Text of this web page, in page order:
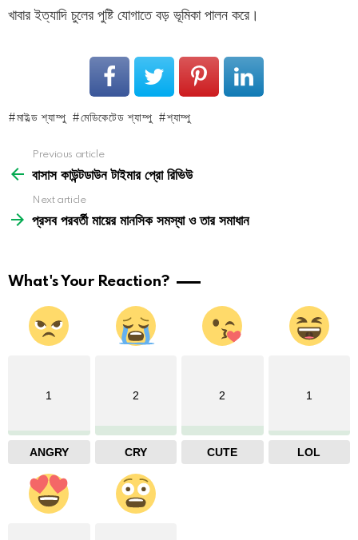
খাবার ইত্যাদি চুলের পুষ্টি যোগাতে বড় ভূমিকা পালন করে।
মাইল্ড শ্যাম্পু মেডিকেটেড শ্যাম্পু শ্যাম্পু
more
Previous article
বাসাস কাউন্টডাউন টাইমার প্রো রিভিউ
Next article
প্রসব পরবর্তী মায়ের মানসিক সমস্যা ও তার সমাধান
What's Your Reaction?
1
ANGRY
2
CRY
2
CUTE
1
LOL